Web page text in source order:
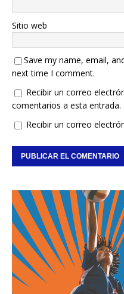
Sitio web
Save my name, email,
next time I comment.
Recibir un correo
comentarios a esta entrada.
Recibir un correo